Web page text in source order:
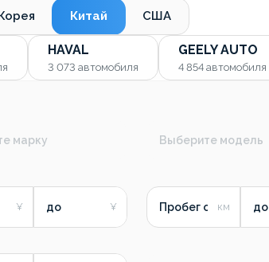
Китай США
HAVAL
3 073 автомобиля
GEELY AUTO
4 854 автомобиля
марку Выберите модель
до Пробег от до